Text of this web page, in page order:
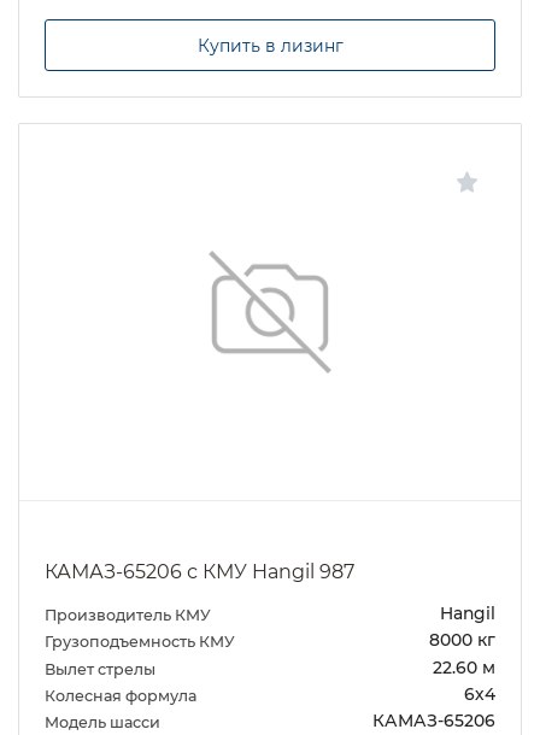
Купить в лизинг
КАМАЗ-65206 с КМУ Hangil 987
Производитель КМУ Hangil
Грузоподъемность КМУ 8000 кг
Вылет стрелы 22.60 м
Колесная формула 6х4
Модель шасси КАМАЗ-65206